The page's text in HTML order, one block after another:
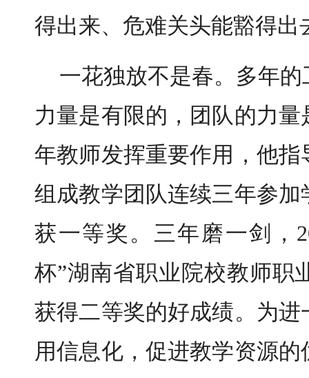
得出来、危难关头能豁得出
一花独放不是春。多年
力量是有限的，团队的力
年教师发挥重要作用，他
组成教学团队连续三年参
获一等奖。三年磨一剑，
杯”湖南省职业院校教师职
获得二等奖的好成绩。为
用信息化，促进教学资源